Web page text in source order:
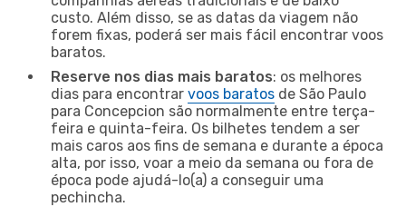
custo. Além disso, se as datas da viagem não
forem fixas, poderá ser mais fácil encontrar voos
baratos.
Reserve nos dias mais baratos: os melhores
dias para encontrar voos baratos de São Paulo
para Concepcion são normalmente entre terça-
feira e quinta-feira. Os bilhetes tendem a ser
mais caros aos fins de semana e durante a época
alta, por isso, voar a meio da semana ou fora de
época pode ajudá-lo(a) a conseguir uma
pechincha.